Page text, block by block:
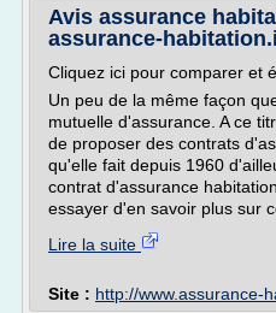
Avis assurance
assurance-
Cliquez ici pour comparer et
Un peu de la même façon
mutuelle d'assurance. A ce
de proposer des contrats
qu'elle fait depuis 1960
contrat d'assurance
essayer d'en savoir plus sur
Lire la suite
Site : http://www.assurance-